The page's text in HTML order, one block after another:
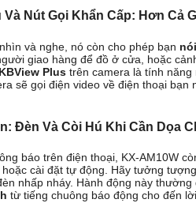
Và Nút Gọi Khẩn Cấp: Hơn Cả
và nghe, nó còn cho phép bạn
giao hàng để đồ ở cửa, hoặc
Plus trên camera là tính
sẽ gọi điện video về điện thoại
Đèn Và Còi Hú Khi Cần Dọa
báo trên điện thoại, KX-AM10W
cài đặt tự động. Hãy tưởng
nhấp nháy. Hành động này
từ tiếng chuông báo động cho đến